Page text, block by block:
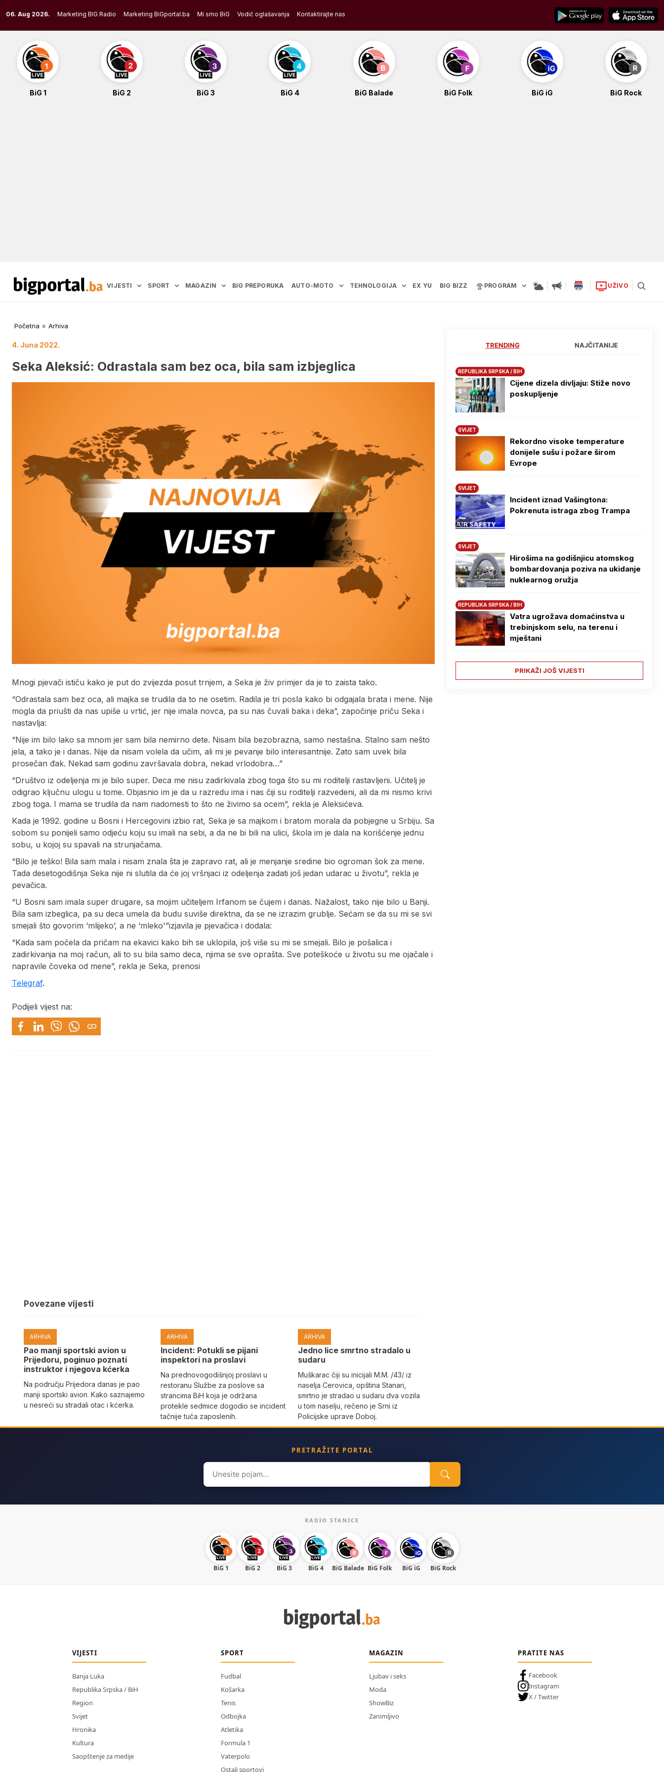
to
content
06. Aug 2026. Marketing BIG Radio Marketing BiGportal.ba Mi smo BiG Vodič oglašavanja Kontaktirajte nas
BiG 1 BiG 2 BiG 3 BiG 4 BiG Balade BiG Folk BiG iG BiG Rock
VIJESTI SPORT MAGAZIN BIG PREPORUKA AUTO-MOTO TEHNOLOGIJA EX YU BIG BIZZ PROGRAM UŽIVO
Početna » Arhiva
4. Juna 2022.
Seka Aleksić: Odrastala sam bez oca, bila sam izbjeglica
Mnogi pjevači ističu kako je put do zvijezda posut trnjem, a Seka je živ primjer da je to zaista tako.
“Odrastala sam bez oca, ali majka se trudila da to ne osetim. Radila je tri posla kako bi odgajala brata i mene. Nije
mogla da priušti da nas upiše u vrtić, jer nije imala novca, pa su nas čuvali baka i deka”, započinje priču Seka i
nastavlja:
“Nije im bilo lako sa mnom jer sam bila nemirno dete. Nisam bila bezobrazna, samo nestašna. Stalno sam nešto
jela, a tako je i danas. Nije da nisam volela da učim, ali mi je pevanje bilo interesantnije. Zato sam uvek bila
prosečan đak. Nekad sam godinu završavala dobra, nekad vrlodobra…”
“Društvo iz odeljenja mi je bilo super. Deca me nisu zadirkivala zbog toga što su mi roditelji rastavljeni. Učitelj je
odigrao ključnu ulogu u tome. Objasnio im je da u razredu ima i nas čiji su roditelji razvedeni, ali da mi nismo krivi
zbog toga. I mama se trudila da nam nadomesti to što ne živimo sa ocem”, rekla je Aleksićeva.
Kada je 1992. godine u Bosni i Hercegovini izbio rat, Seka je sa majkom i bratom morala da pobjegne u Srbiju. Sa
sobom su ponijeli samo odjeću koju su imali na sebi, a da ne bi bili na ulici, škola im je dala na korišćenje jednu
sobu, u kojoj su spavali na strunjačama.
“Bilo je teško! Bila sam mala i nisam znala šta je zapravo rat, ali je menjanje sredine bio ogroman šok za mene.
Tada desetogodišnja Seka nije ni slutila da će joj vršnjaci iz odeljenja zadati još jedan udarac u životu”, rekla je
pevačica.
“U Bosni sam imala super drugare, sa mojim učiteljem Irfanom se čujem i danas. Nažalost, tako nije bilo u Banji.
Bila sam izbeglica, pa su deca umela da budu suviše direktna, da se ne izrazim grublje. Sećam se da su mi se svi
smejali što govorim ‘mlijeko’, a ne ‘mleko'”izjavila je pjevačica i dodala:
“Kada sam počela da pričam na ekavici kako bih se uklopila, još više su mi se smejali. Bilo je pošalica i
zadirkivanja na moj račun, ali to su bila samo deca, njima se sve oprašta. Sve poteškoće u životu su me ojačale i
napravile čoveka od mene”, rekla je Seka, prenosi
Telegraf.
Podijeli vijest na:
Povezane vijesti
ARHIVA
Pao manji sportski avion u
Prijedoru, poginuo poznati
instruktor i njegova kćerka
Na području Prijedora danas je pao
manji sportski avion. Kako saznajemo
u nesreći su stradali otac i kćerka.
ARHIVA
Incident: Potukli se pijani
inspektori na proslavi
Na prednovogodišnjoj proslavi u
restoranu Službe za poslove sa
strancima BiH koja je održana
protekle sedmice dogodio se incident
tačnije tuča zaposlenih.
ARHIVA
Јedno lice smrtno stradalo u
sudaru
Muškarac čiji su inicijali M.M. /43/ iz
naselja Cerovica, opština Stanari,
smrtno je stradao u sudaru dva vozila
u tom naselju, rečeno je Srni iz
Policijske uprave Doboj.
TRENDING NAJČITANIJE
REPUBLIKA SRPSKA / BIH
Cijene dizela divljaju: Stiže novo
poskupljenje
SVIJET
Rekordno visoke temperature
donijele sušu i požare širom
Evrope
SVIJET
Incident iznad Vašingtona:
Pokrenuta istraga zbog Trampa
SVIJET
Hirošima na godišnjicu atomskog
bombardovanja poziva na ukidanje
nuklearnog oružja
REPUBLIKA SRPSKA / BIH
Vatra ugrožava domaćinstva u
trebinjskom selu, na terenu i
mještani
PRIKAŽI JOŠ VIJESTI
PRETRAŽITE PORTAL
Search
for:
RADIO STANICE
BiG 1 BiG 2 BiG 3 BiG 4 BiG Balade BiG Folk BiG iG BiG Rock
VIJESTI
Banja Luka
Republika Srpska / BiH
Region
Svijet
Hronika
Kultura
Saopštenje za medije
SPORT
Fudbal
Košarka
Tenis
Odbojka
Atletika
Formula 1
Vaterpolo
Ostali sportovi
MAGAZIN
Ljubav i seks
Moda
ShowBiz
Zanimljivo
PRATITE NAS
Facebook
Instagram
X / Twitter